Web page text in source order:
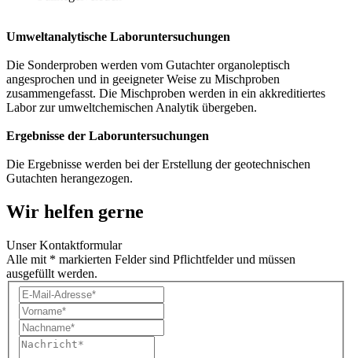
Umweltanalytische Laboruntersuchungen
Die Sonderproben werden vom Gutachter organoleptisch
angesprochen und in geeigneter Weise zu Mischproben
zusammengefasst. Die Mischproben werden in ein akkreditiertes
Labor zur umweltchemischen Analytik übergeben.
Ergebnisse der Laboruntersuchungen
Die Ergebnisse werden bei der Erstellung der geotechnischen
Gutachten herangezogen.
Wir helfen gerne
Unser Kontaktformular
Alle mit * markierten Felder sind Pflichtfelder und müssen
ausgefüllt werden.